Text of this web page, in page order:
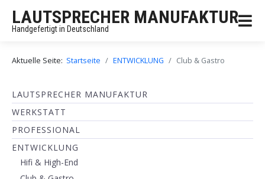
LAUTSPRECHER MANUFAKTUR
Handgefertigt in Deutschland
Aktuelle Seite: Startseite ENTWICKLUNG Club & Gastro
LAUTSPRECHER MANUFAKTUR
WERKSTATT
PROFESSIONAL
ENTWICKLUNG
Hifi & High-End